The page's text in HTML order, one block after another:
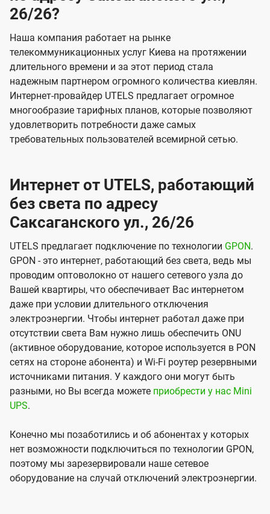
26/26?
Наша компания работает на рынке
телекоммуникационных услуг Киева на протяжении
длительного времени и за этот период стала
надежным партнером огромного количества киевлян.
Интернет-провайдер UTELS предлагает огромное
многообразие тарифных планов, которые позволяют
удовлетворить потребности даже самых
требовательных пользователей всемирной сетью.
Интернет от UTELS, работающий
без света по адресу
Саксаганского ул., 26/26
UTELS предлагает подключение по технологии GPON.
GPON - это интернет, работающий без света, ведь мы
проводим оптоволокно от нашего сетевого узла до
Вашей квартиры, что обеспечивает Вас интернетом
даже при условии длительного отключения
электроэнергии. Чтобы интернет работал даже при
отсутствии света Вам нужно лишь обеспечить ONU
(активное оборудование, которое используется в PON
сетях на стороне абонента) и Wi-Fi роутер резервными
источниками питания. У каждого они могут быть
разными, но Вы всегда можете приобрести у нас Mini
UPS.
Конечно мы позаботились и об абонентах у которых
нет возможности подключиться по технологии GPON,
поэтому мы зарезервировали наше сетевое
оборудование на случай отключений электроэнергии.